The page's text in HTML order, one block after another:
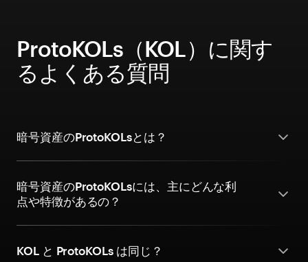
ProtoKOLs（KOL）に関す
るよくある質問
暗号資産のProtoKOLsとは？
暗号資産のProtoKOLsには、主にどんな利
点や特徴があるの？
KOL と ProtoKOLs は同じ？